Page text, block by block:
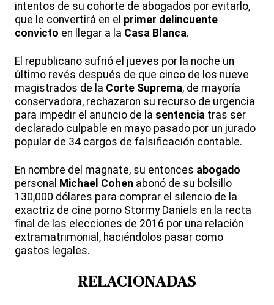
intentos de su cohorte de abogados por evitarlo,
que le convertirá en el primer delincuente
convicto en llegar a la Casa Blanca.
El republicano sufrió el jueves por la noche un
último revés después de que cinco de los nueve
magistrados de la Corte Suprema, de mayoría
conservadora, rechazaron su recurso de urgencia
para impedir el anuncio de la sentencia tras ser
declarado culpable en mayo pasado por un jurado
popular de 34 cargos de falsificación contable.
En nombre del magnate, su entonces abogado
personal Michael Cohen abonó de su bolsillo
130,000 dólares para comprar el silencio de la
exactriz de cine porno Stormy Daniels en la recta
final de las elecciones de 2016 por una relación
extramatrimonial, haciéndolos pasar como
gastos legales.
RELACIONADAS